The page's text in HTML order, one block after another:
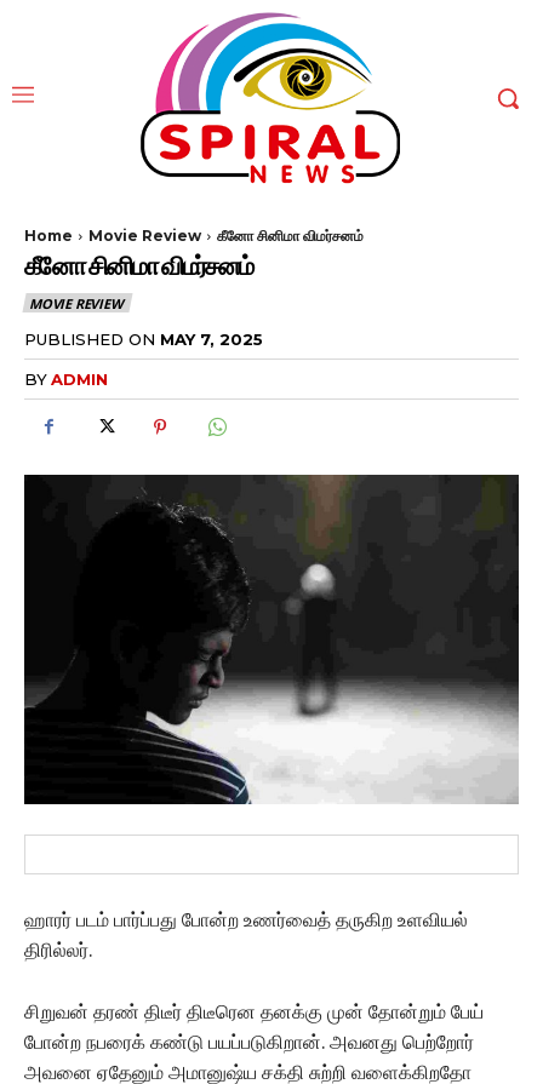
Home Movie Review கீனோ சினிமா விமர்சனம்
கீனோ சினிமா விமர்சனம்
MOVIE REVIEW
PUBLISHED ON MAY 7, 2025
BYADMIN
ஹாரர் படம் பார்ப்பது போன்ற உணர்வைத் தருகிற உளவியல்
திரில்லர்.
சிறுவன் தரண் திடீர் திடீரென தனக்கு முன் தோன்றும் பேய்
போன்ற நபரைக் கண்டு பயப்படுகிறான். அவனது பெற்றோர்
அவனை ஏதேனும் அமானுஷ்ய சக்தி சுற்றி வளைக்கிறதோ